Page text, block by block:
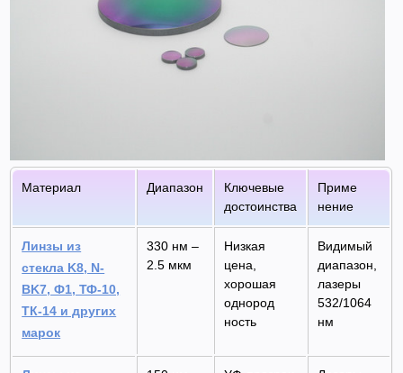
Материал Диапазон
Ключевые
достоинства
Приме
нение
Линзы из
стекла K8, N-
BK7, Ф1, ТФ-10,
ТК-14 и других
марок
330 нм –
2.5 мкм
Низкая
цена,
хорошая
однород
ность
Видимый
диапазон,
лазеры
532/1064
нм